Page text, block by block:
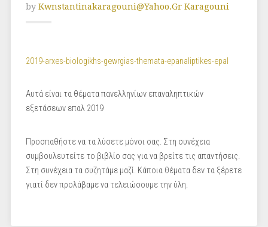
by Kwnstantinakaragouni@yahoo.gr Karagouni
2019-arxes-biologikhs-gewrgias-themata-epanaliptikes-epal
Αυτά είναι τα θέματα πανελληνίων επαναληπτικών
εξετάσεων επαλ 2019
Προσπαθήστε να τα λύσετε μόνοι σας. Στη συνέχεια
συμβουλευτείτε το βιβλίο σας για να βρείτε τις απαντήσεις.
Στη συνέχεια τα συζητάμε μαζί. Κάποια θέματα δεν τα ξέρετε
γιατί δεν προλάβαμε να τελειώσουμε την ύλη.